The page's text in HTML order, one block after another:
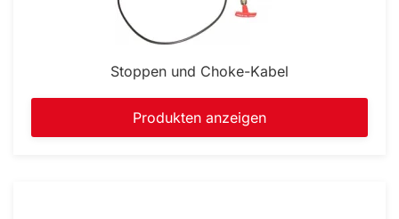
Stoppen und Choke-Kabel
Produkten anzeigen